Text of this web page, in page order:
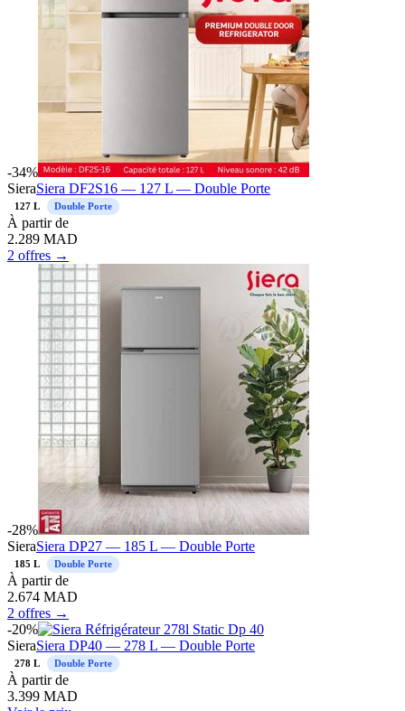
-34%
SieraSiera DF2S16 — 127 L — Double Porte
127 L Double Porte
À partir de
2.289 MAD
2 offres →
-28%
SieraSiera DP27 — 185 L — Double Porte
185 L Double Porte
À partir de
2.674 MAD
2 offres →
-20%
SieraSiera DP40 — 278 L — Double Porte
278 L Double Porte
À partir de
3.399 MAD